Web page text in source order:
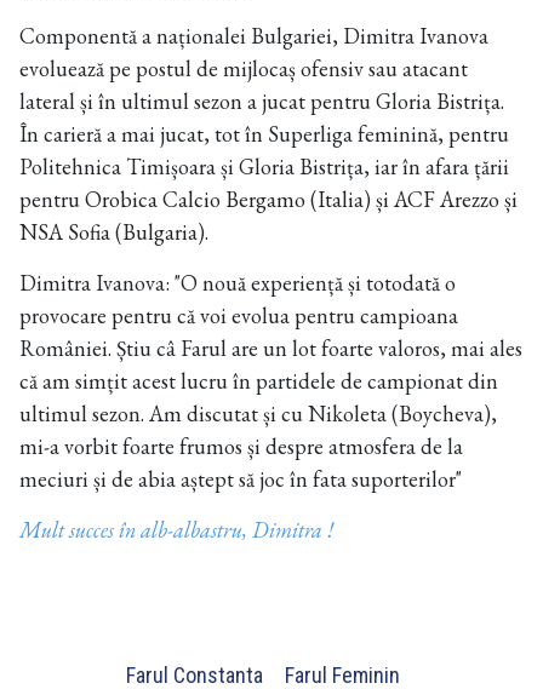
Componentă a naționalei Bulgariei, Dimitra Ivanova
evoluează pe postul de mijlocaș ofensiv sau atacant
lateral și în ultimul sezon a jucat pentru Gloria Bistrița.
În carieră a mai jucat, tot în Superliga feminină, pentru
Politehnica Timișoara și Gloria Bistrița, iar în afara țării
pentruOrobica Calcio Bergamo (Italia) și ACF Arezzo și
NSA Sofia (Bulgaria).
Dimitra Ivanova: "O nouă experiență și totodată o
provocare pentru că voi evolua pentru campioana
României. Știu câ Farul are un lot foarte valoros, mai ales
că am simțit acest lucru în partidele de campionat din
ultimul sezon. Am discutat și cu Nikoleta (Boycheva),
mi-a vorbit foarte frumos și despre atmosfera de la
meciuri și de abia aștept să joc în fata suporterilor"
Mult succes în alb-albastru, Dimitra !
Farul Constanta Farul Feminin